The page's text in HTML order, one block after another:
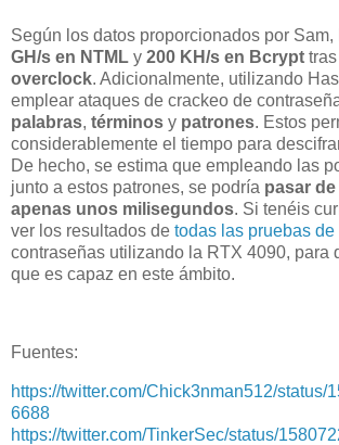
Según los datos proporcionados por
GH/s en NTML y 200 KH/s en Bcrypt
overclock. Adicionalmente, utilizando
emplear ataques de crackeo de
palabras, términos y patrones. Estos
considerablemente el tiempo para
De hecho, se estima que empleando las
junto a estos patrones, se podría pasar
apenas unos milisegundos. Si tenéis
ver los resultados de todas las pruebas
contraseñas utilizando la RTX 4090, para
que es capaz en este ámbito.
Fuentes:
https://twitter.com/Chick3nman512/status/
6688
https://twitter.com/TinkerSec/status/